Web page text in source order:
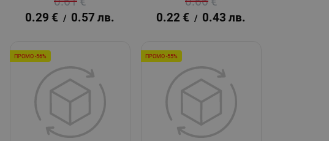
0.29 € / 0.57 лв.
0.22 € / 0.43 лв.
ПРОМО -56% ПРОМО -55%